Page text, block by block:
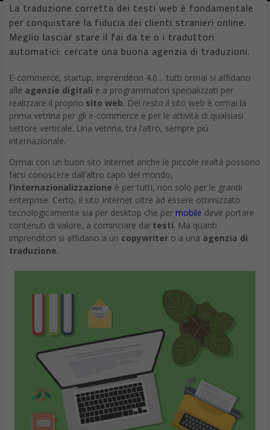
La traduzione corretta dei testi web è fondamentale
per conquistare la fiducia dei clienti stranieri online.
Meglio lasciar stare il fai da te o i traduttori
automatici: cercate una buona agenzia di traduzioni.
E-commerce, startup, imprenditori 4.0… tutti ormai si affidano
alle agenzie digitali e a programmatori specializzati per
realizzare il proprio sito web. Del resto il sito web è ormai la
prima vetrina per gli e-commerce e per le attività di qualsiasi
settore verticale. Una vetrina, tra l’altro, sempre più
internazionale.
Ormai con un buon sito Internet anche le piccole realtà possono
farsi conoscere dall’altro capo del mondo,
l’internazionalizzazione è per tutti, non solo per le grandi
enterprise. Certo, il sito Internet oltre ad essere ottimizzato
tecnologicamente sia per desktop che per mobile deve portare
contenuti di valore, a cominciare dai testi. Ma quanti
imprenditori si affidano a un copywriter o a una agenzia di
traduzione.